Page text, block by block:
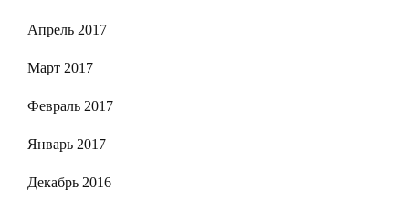
Апрель 2017
Март 2017
Февраль 2017
Январь 2017
Декабрь 2016